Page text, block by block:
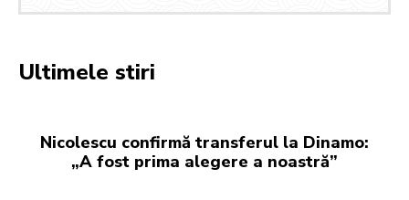
Ultimele stiri
Nicolescu confirmă transferul la Dinamo:
„A fost prima alegere a noastră”